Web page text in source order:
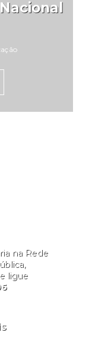
na Rede
ligue